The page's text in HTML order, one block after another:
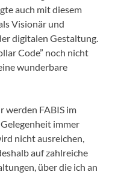
auch mit diesem
Visionär und
digitalen Gestaltung.
Code” noch nicht
wunderbare
werden FABIS im
immer
nicht ausreichen,
auf zahlreiche
über die ich an